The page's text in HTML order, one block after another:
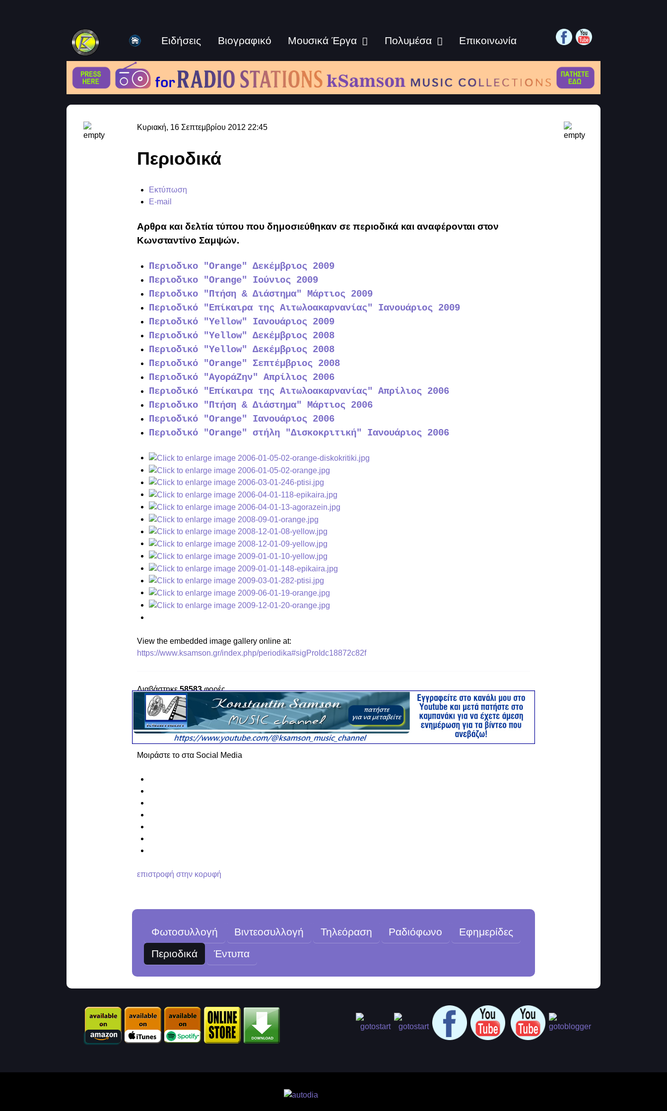
Ειδήσεις Βιογραφικό Μουσικά Έργα Πολυμέσα Επικοινωνία
Κυριακή, 16 Σεπτεμβρίου 2012 22:45
Περιοδικά
Εκτύπωση
E-mail
Αρθρα και δελτία τύπου που δημοσιεύθηκαν σε περιοδικά και αναφέρονται στον
Κωνσταντίνο Σαμψών.
Περιοδικο "Orange" Δεκέμβριος 2009
Περιοδικο "Orange" Ιούνιος 2009
Περιοδικο "Πτήση & Διάστημα" Μάρτιος 2009
Περιοδικό "Επίκαιρα της Αιτωλοακαρνανίας" Ιανουάριος 2009
Περιοδικό "Yellow" Ιανουάριος 2009
Περιοδικό "Yellow" Δεκέμβριος 2008
Περιοδικό "Yellow" Δεκέμβριος 2008
Περιοδικό "Orange" Σεπτέμβριος 2008
Περιοδικό "ΑγοράΖην" Απρίλιος 2006
Περιοδικό "Επίκαιρα της Αιτωλοακαρνανίας" Απρίλιος 2006
Περιοδικο "Πτήση & Διάστημα" Μάρτιος 2006
Περιοδικό "Orange" Ιανουάριος 2006
Περιοδικό "Orange" στήλη "Δισκοκριτική" Ιανουάριος 2006
View the embedded image gallery online at:
https://www.ksamson.gr/index.php/periodika#sigProIdc18872c82f
Διαβάστηκε58583φορές
Μοιράστε το στα Social Media
επιστροφή στην κορυφή
Φωτοσυλλογή Βιντεοσυλλογή Τηλεόραση Ραδιόφωνο
Εφημερίδες
Περιοδικά
Έντυπα